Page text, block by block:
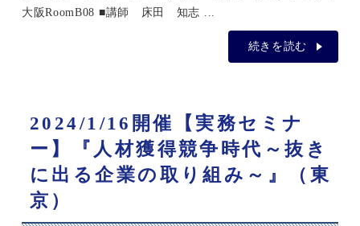
大阪RoomB08 ■講師 床田 知志 ...
続きを読む
2024/1/16開催【実務セミナ
ー】『人材獲得競争時代～抜き
に出る企業の取り組み～』（東
京）